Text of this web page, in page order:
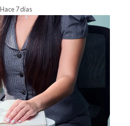
Hace 7 días